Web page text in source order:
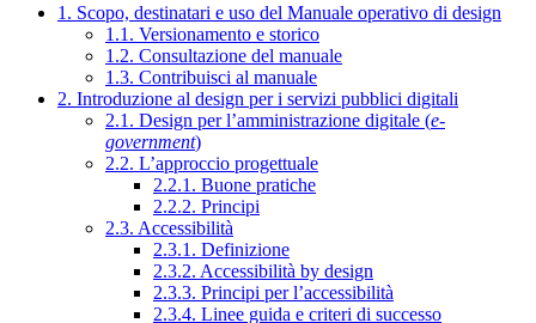
1. Scopo, destinatari e uso del Manuale operativo di design
1.1. Versionamento e storico
1.2. Consultazione del manuale
1.3. Contribuisci al manuale
2. Introduzione al design per i servizi pubblici digitali
2.1. Design per l’amministrazione digitale (e-
government)
2.2. L’approccio progettuale
2.2.1. Buone pratiche
2.2.2. Principi
2.3. Accessibilità
2.3.1. Definizione
2.3.2. Accessibilità by design
2.3.3. Principi per l’accessibilità
2.3.4. Linee guida e criteri di successo